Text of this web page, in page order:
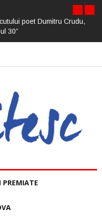
poet Dumitru Crudu,
30”
PREMIATE